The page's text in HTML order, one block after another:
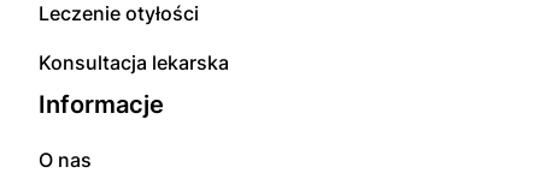
Leczenie otyłości
Konsultacja lekarska
Informacje
O nas